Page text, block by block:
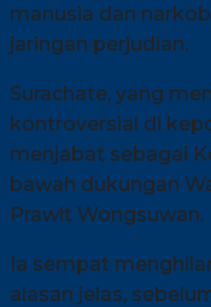
manusia dan
jaringan perjudian.
Surachate, yang
kontroversial di
menjabat sebagai
bawah dukungan
Prawit Wongsuwan.
Ia sempat
alasan jelas,